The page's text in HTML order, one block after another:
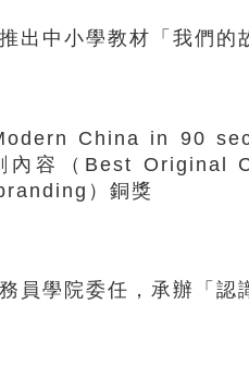
出中小學教材「我們的
China in 90
內容（Best Original
）銅獎
員學院委任，承辦「認